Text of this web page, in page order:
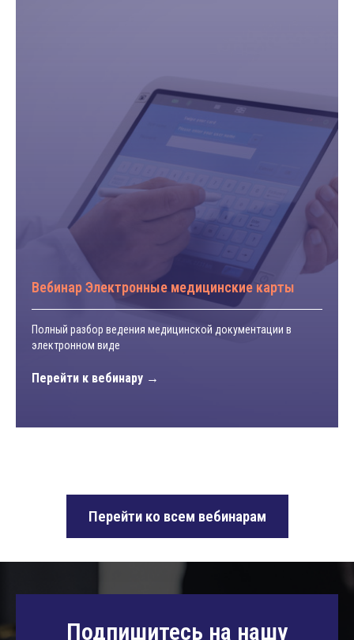
Вебинар Электронные медицинские карты
Полный разбор ведения медицинской документации в
электронном виде
Перейти к вебинару
Перейти ко всем вебинарам
Подпишитесь на нашу